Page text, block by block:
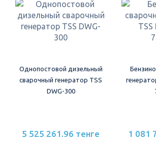
Однопостовой дизельный
сварочный генератор TSS
DWG-300
5 525 261.96 тенге 1 081